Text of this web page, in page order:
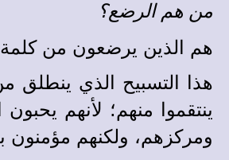
من هم الرضع؟
هم الذين يرضعون من
هذا التسبيح الذي
ينتقموا منهم؛ لأنهم
ومركزهم، ولكنهم مؤمنون